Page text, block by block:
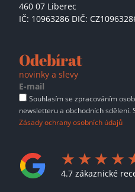
460 07 Liberec
IČ: 10963286 DIČ:
Odebírat
novinky a slevy
Souhlasím se zpracováním
newsletteru a obchodních sdělení.
Zásady ochrany osobních údajů
4.7 zákaznické